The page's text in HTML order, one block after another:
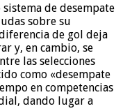
de desempate
sobre su
de gol deja
y, en cambio, se
las selecciones
como «desempate
en competencias
dando lugar a